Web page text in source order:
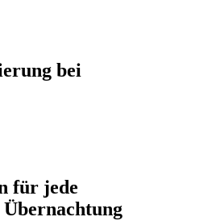
bei
für jede